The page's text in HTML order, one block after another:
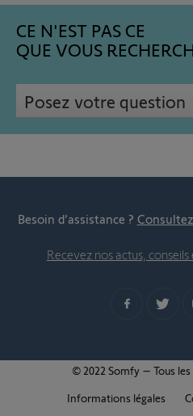
CE N'EST PAS CE
QUE VOUS
Posez votre question
Besoin d’assistance ?
Recevez nos actus,
© 2022 Somfy – Tous
Informations légales